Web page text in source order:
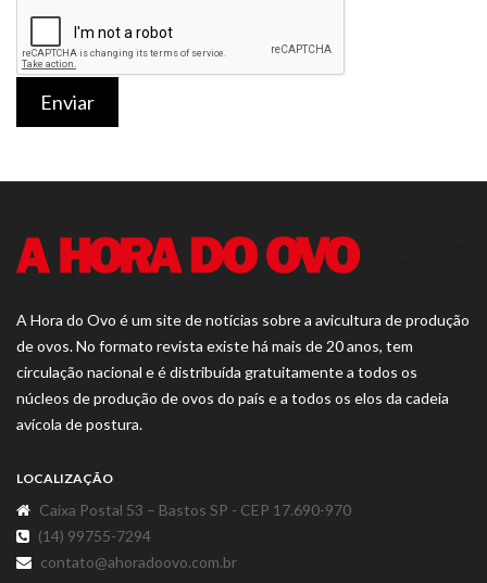
Enviar
A Hora do Ovo é um site de notícias sobre a avicultura de produção
de ovos. No formato revista existe há mais de 20 anos, tem
circulação nacional e é distribuída gratuitamente a todos os
núcleos de produção de ovos do país e a todos os elos da cadeia
avícola de postura.
LOCALIZAÇÃO
Caixa Postal 53 – Bastos SP - CEP 17.690-970
(14) 99755-7294
contato@ahoradoovo.com.br